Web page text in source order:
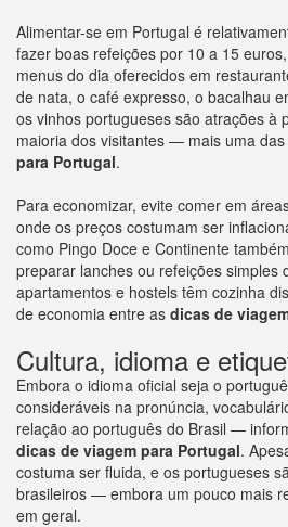
Alimentar-se em Portugal é
fazer boas refeições por 10 a 15
menus do dia oferecidos em
de nata, o café expresso, o bacalhau
os vinhos portugueses são atrações à
maioria dos visitantes — mais uma
para Portugal.
Para economizar, evite comer em
onde os preços costumam ser
como Pingo Doce e Continente
preparar lanches ou refeições simples
apartamentos e hostels têm cozinha
de economia entre as dicas de
Cultura, idioma e
Embora o idioma oficial seja o
consideráveis na pronúncia,
relação ao português do Brasil —
dicas de viagem para Portugal.
costuma ser fluida, e os portugueses
brasileiros — embora um pouco mais
em geral.